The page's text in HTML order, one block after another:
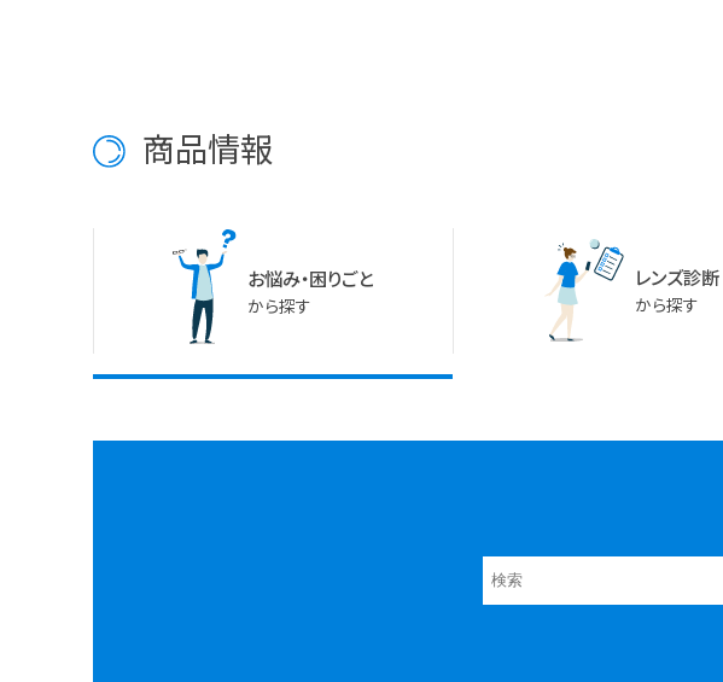
商品情報
お悩み・困りごと
から探す
レンズ診断
から探す